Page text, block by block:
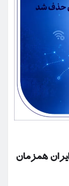
همزمان